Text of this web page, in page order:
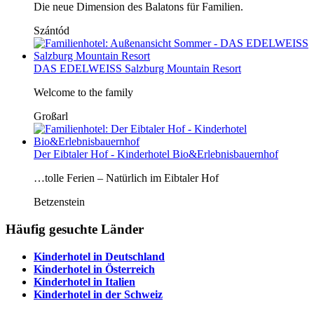
Die neue Dimension des Balatons für Familien.
Szántód
DAS EDELWEISS Salzburg Mountain Resort
Welcome to the family
Großarl
Der Eibtaler Hof - Kinderhotel Bio&Erlebnisbauernhof
…tolle Ferien – Natürlich im Eibtaler Hof
Betzenstein
Häufig gesuchte Länder
Kinderhotel in Deutschland
Kinderhotel in Österreich
Kinderhotel in Italien
Kinderhotel in der Schweiz